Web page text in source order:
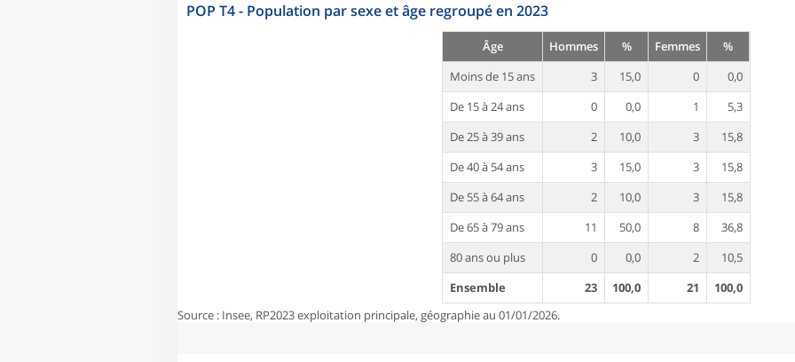
POP T4 - Population par sexe et âge regroupé en 2023
Âge Hommes % Femmes
%
Moins de 15 ans
3 15,0 0
0,0
De 15 à 24 ans
0 0,0 1
5,3
De 25 à 39 ans
2 10,0 3
15,8
De 40 à 54 ans
3 15,0 3
15,8
De 55 à 64 ans
2 10,0 3
15,8
De 65 à 79 ans
11 50,0 8
36,8
80 ans ou plus
0 0,0 2
10,5
Ensemble
23 100,0 21
100,0
Source : Insee, RP2023 exploitation principale, géographie au 01/01/2026.